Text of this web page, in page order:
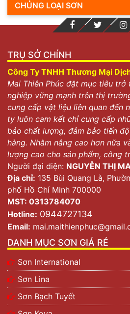
CHỦNG LOẠI SƠN
TRỤ SỞ CHÍNH
Công Ty TNHH Thương Mại
Mai Thiên Phúc đặt mục tiêu trở
nghiệp vững mạnh trên thị
cung cấp vật liệu liên quan đến
ty luôn cam kết chỉ cung cấp
bảo chất lượng, đảm bảo tiến
hàng. Nhằm nâng cao hơn nữa
lượng cao cho sản phẩm, công
Người đại diện: NGUYỄN THỊ
Địa chỉ: 135 Bùi Quang Là,
phố Hồ Chí Minh 700000
MST: 0313784070
Hotline: 0944727134
Email:
DANH MỤC SƠN GIÁ RẺ
Sơn International
Sơn Lina
Sơn Bạch Tuyết